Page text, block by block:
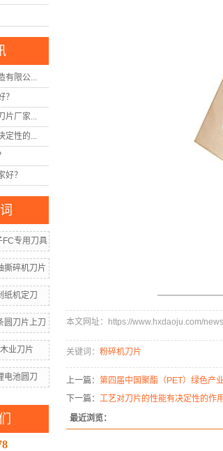
有限公...
？
片厂家...
定性的...
好？
FC专用刀具
撕碎机刀片
纸机定刀
圆刀片上刀
木业刀片
电池圆刀
本文网址：https://www.hxdaoju.com/
关键词： 粉碎机刀片
上一篇： 第四届中国聚酯（PET）绿色产
下一篇： 工艺对刀片的性能有决定性的作用
最近浏览：